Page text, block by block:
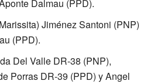
Dalmau (PPD).
Jiménez Santoni (PNP)
(PPD).
Del Valle DR-38 (PNP),
Porras DR-39 (PPD) y Angel